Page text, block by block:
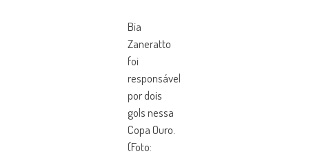
Bia
Zaneratto
foi
responsável
por dois
gols nessa
Copa Ouro.
(Foto: